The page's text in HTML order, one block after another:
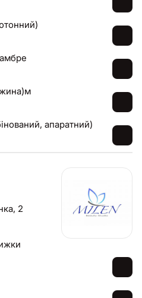
апаратний)
2
Стрижки